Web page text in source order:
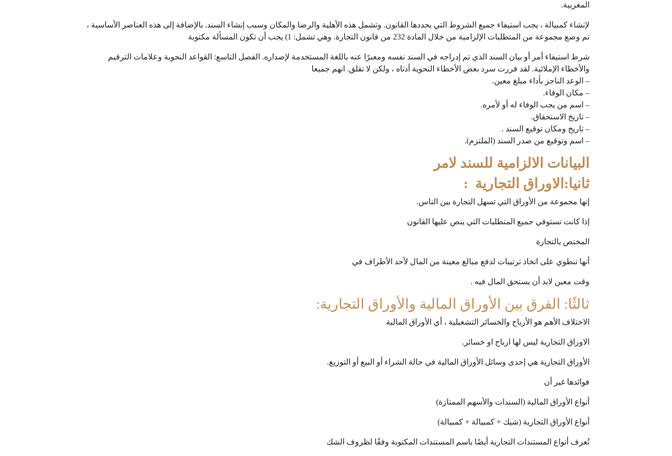
المغربية.
لإنشاء كمبيالة ، يجب استيفاء جميع الشروط التي يحددها القانون. وتشمل هذه الأهلية والرضا والمكان وسبب إنشاء السند. بالإضافة إلى هذه العناصر الأساسية ،
تم وضع مجموعة من المتطلبات الإلزامية من خلال المادة 232 من قانون التجارة. وهي تشمل: 1) يجب أن تكون المسألة مكتوبة
شرط استيفاء أمر أو بيان السند الذي تم إدراجه في السند نفسه ومعبرًا عنه باللغة المستخدمة لإصداره. الفصل التاسع: القواعد النحوية وعلامات الترقيم
والأخطاء الإملائية. لقد قررت سرد بعض الأخطاء النحوية أدناه ، ولكن لا تقلق. انهم جميعا
– الوعد الناجز بأداء مبلغ معين.
– مكان الوفاء.
– اسم من يجب الوفاء له أو لأمره.
– تاريخ الاستحقاق.
– تاريخ ومكان توقيع السند .
– اسم وتوقيع من صدر السند (الملتزم).
البيانات الالزامية للسند لامر
ثانيا:الاوراق التجارية :
إنها مجموعة من الأوراق التي تسهل التجارة بين الناس.
إذا كانت تستوفي جميع المتطلبات التي ينص عليها القانون
المختص بالتجارة
أنها تنطوي على اتخاذ ترتيبات لدفع مبالغ معينة من المال لأحد الأطراف في
وقت معين لابد أن يستحق المال فيه .
ثالثًا: الفرق بين الأوراق المالية والأوراق التجارية:
الاختلاف الأهم هو الأرباح والخسائر التشغيلية ، أي الأوراق المالية
الاوراق التجارية ليس لها ارباح او خسائر.
الأوراق التجارية هي إحدى وسائل الأوراق المالية في حالة الشراء أو البيع أو التوزيع.
فوائدها غير أن
أنواع الأوراق المالية (السندات والأسهم الممتازة)
أنواع الأوراق التجارية (شيك + كمبيالة + كمبيالة)
تُعرف أنواع المستندات التجارية أيضًا باسم المستندات المكتوبة وفقًا لظروف الشك